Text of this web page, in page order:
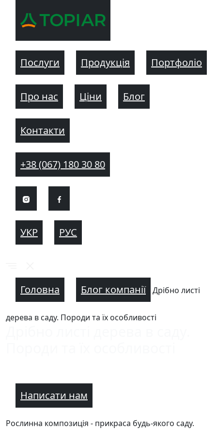
Послуги Продукція Портфоліо
Про нас Ціни Блог
Контакти
+38 (067) 180 30 80
УКР РУС
Головна Блог компанії Дрібно листі
дерева в саду. Породи та їх особливості
Написати нам
Рослинна композиція - прикраса будь-якого саду.